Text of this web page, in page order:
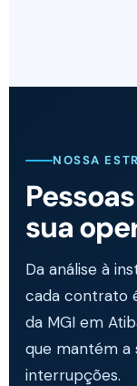
NOSSA
sua
Da análise à
cada contrato
da MGI em
que mantém a
interrupções.